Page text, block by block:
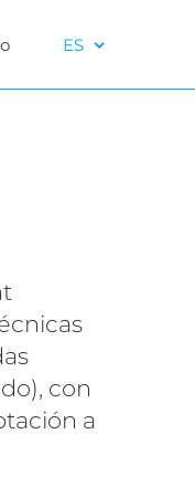
ES
con
a